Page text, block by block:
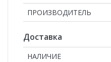
ПРОИЗВОДИТЕЛЬ
Доставка
НАЛИЧИЕ